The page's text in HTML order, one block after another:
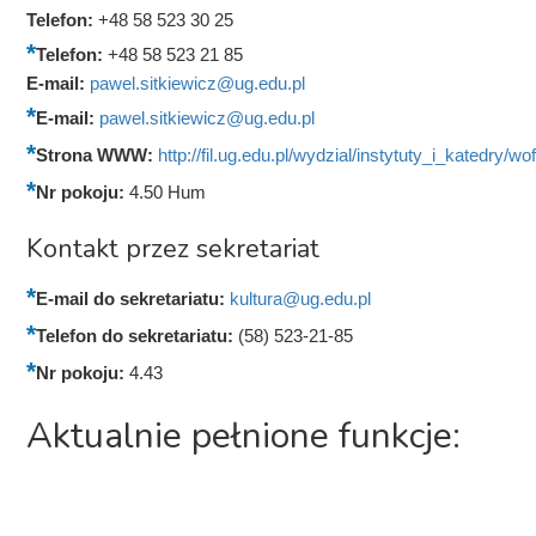
Telefon: +48 58 523 30 25
Telefon: +48 58 523 21 85
E-mail: pawel.sitkiewicz@ug.edu.pl
E-mail: pawel.sitkiewicz@ug.edu.pl
Strona WWW: http://fil.ug.edu.pl/wydzial/instytuty_i_katedry/
Nr pokoju: 4.50 Hum
Kontakt przez sekretariat
E-mail do sekretariatu: kultura@ug.edu.pl
Telefon do sekretariatu: (58) 523-21-85
Nr pokoju: 4.43
Aktualnie pełnione funkcje: